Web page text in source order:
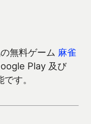
無料ゲーム 麻雀
Play 及び
す。